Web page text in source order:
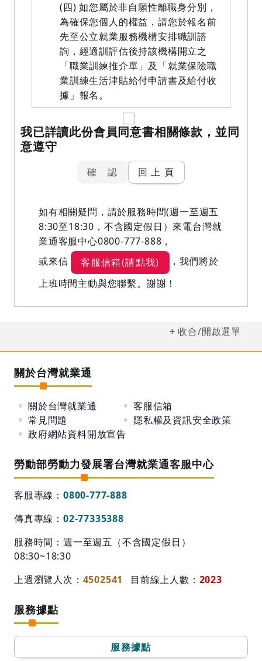
(四) 如您屬於非自願性離職身分別，
為確保您個人的權益，請您於報名前
先至公立就業服務機構安排職訓諮
詢，經適訓評估後持該機構開立之
「職業訓練推介單」及「就業保險職
業訓練生活津貼給付申請書及給付收
據」報名。
我已詳讀此份會員同意書相關條款，並同
意遵守
確 認 回 上 頁
如有相關疑問，請於服務時間(週一至週五
8:30至18:30，不含國定假日）來電台灣就
業通客服中心0800-777-888，
或來信
客服信箱(請點我)
，我們將於
上班時間主動與您聯繫。謝謝！
收合/開啟選單
關於台灣就業通
關於台灣就業通
客服信箱
常見問題
隱私權及資訊安全政策
政府網站資料開放宣告
勞動部勞動力發展署台灣就業通客服中心
客服專線： 0800-777-888
傳真專線： 02-77335388
服務時間：週一至週五（不含國定假日）
08:30~18:30
上週瀏覽人次： 4502541 目前線上人數： 2023
服務據點
服務據點